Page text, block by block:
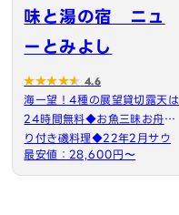
味と湯の宿 ニュ
ーとみよし
4.6
海一望！4種の展望貸切露天は
24時間無料◆お魚三昧お舟盛
り付き磯料理◆22年2月サウ
ナ…
最安値：28,600円〜